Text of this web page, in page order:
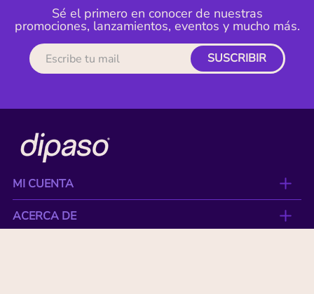
Sé el primero en conocer de nuestras
promociones, lanzamientos, eventos y mucho más.
SUSCRIBIR
MI CUENTA
ACERCA DE